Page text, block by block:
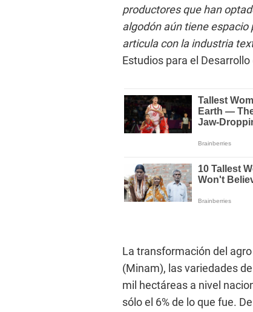
productores que han
algodón aún tiene espacio
articula con la industria
Estudios para el Desarrollo
La transformación del
(Minam), las variedades
mil hectáreas a nivel
sólo el 6% de lo que fue.